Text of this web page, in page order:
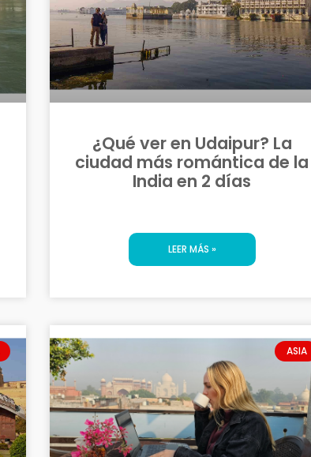
¿Qué ver en Udaipur? La
ciudad más romántica de la
India en 2 días
LEER MÁS »
ASIA